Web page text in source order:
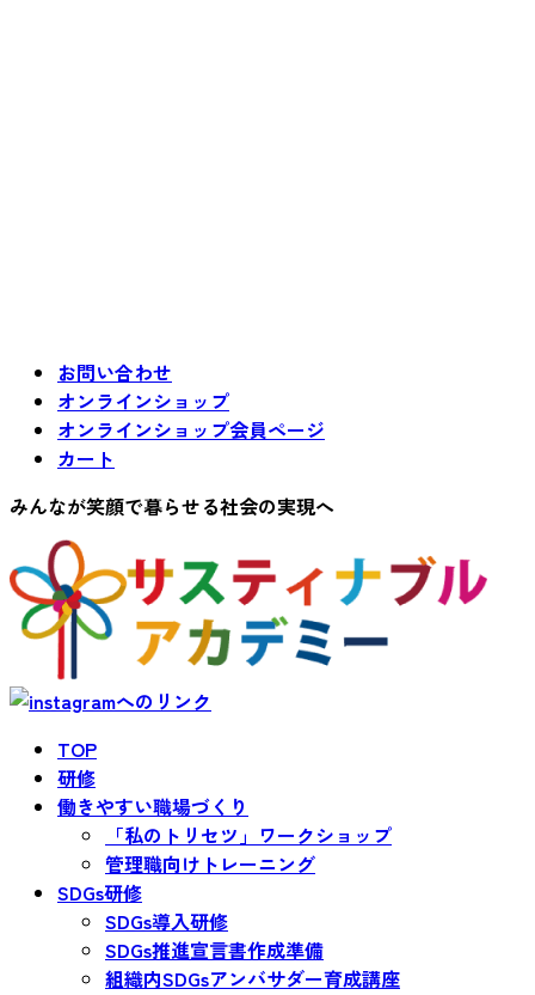
お問い合わせ
オンラインショップ
オンラインショップ会員ページ
カート
みんなが笑顔で暮らせる社会の実現へ
TOP
研修
働きやすい職場づくり
「私のトリセツ」ワークショップ
管理職向けトレーニング
SDGs研修
SDGs導入研修
SDGs推進宣言書作成準備
組織内SDGsアンバサダー育成講座